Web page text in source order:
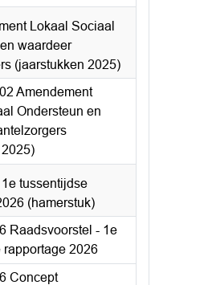
Lokaal Sociaal
waardeer
(jaarstukken 2025)
Amendement
Ondersteun en
tussentijdse
(hamerstuk)
Raadsvoorstel - 1e
rapportage 2026
Concept